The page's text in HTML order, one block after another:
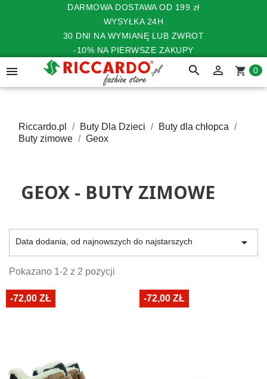
DARMOWA DOSTAWA OD 199 zł
WYSYŁKA 24H
30 DNI NA WYMIANĘ LUB ZWROT
-10% NA PIERWSZE ZAKUPY
 search  shopping_cart 0
Riccardo.pl Buty Dla Dzieci
Buty dla chłopca
Buty zimowe
Geox
GEOX - BUTY ZIMOWE
Data dodania, od najnowszych do najstarszych 
Pokazano 1-2 z 2 pozycji
-72,00 ZŁ -72,00 ZŁ